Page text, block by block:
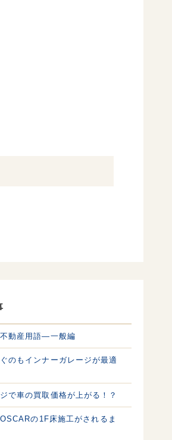
動産用語—一般編
のもインナーガレージが最適
で車の買取価格が上がる！？
の1F床施工がされるま